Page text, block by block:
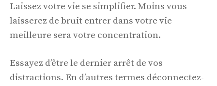
Laissez votre vie se simplifier. Moins vous
laisserez de bruit entrer dans votre vie
meilleure sera votre concentration.
Essayez d’être le dernier arrêt de vos
distractions. En d’autres termes déconnectez-